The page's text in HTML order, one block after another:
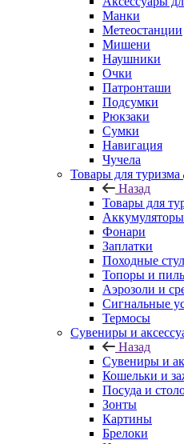
Манки
Метеостанции
Мишени
Наушники
Очки
Патронташи
Подсумки
Рюкзаки
Сумки
Навигация
Чучела
Товары для туризма
Назад
Товары для
Аккумуляторы
Фонари
Заплатки
Походные
Топоры и
Аэрозоли и
Сигнальные
Термосы
Сувениры и
Назад
Сувениры и
Кошельки и
Посуда и
Зонты
Картины
Брелоки